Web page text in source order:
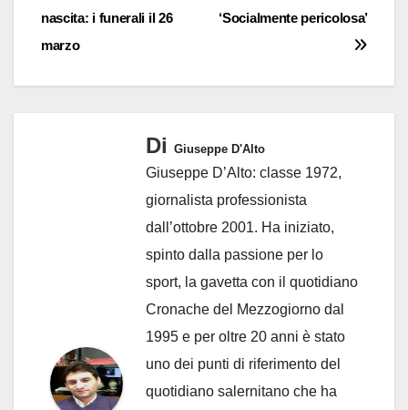
‘Socialmente pericolosa’
nascita: i funerali il 26
marzo
Di Giuseppe D'Alto
Giuseppe D’Alto: classe 1972,
giornalista professionista
dall’ottobre 2001. Ha iniziato,
spinto dalla passione per lo
sport, la gavetta con il quotidiano
Cronache del Mezzogiorno dal
1995 e per oltre 20 anni è stato
uno dei punti di riferimento del
quotidiano salernitano che ha